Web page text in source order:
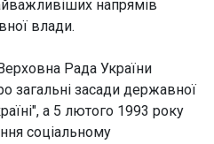
напрямів
влади.
Рада України
загальні засади державної
а 5 лютого 1993 року
соціальному